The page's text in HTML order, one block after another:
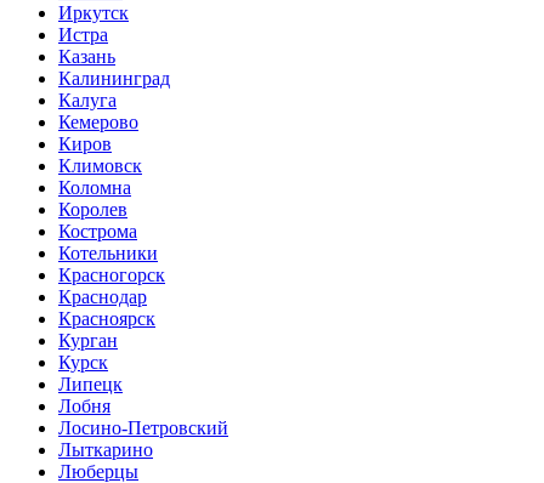
Иркутск
Истра
Казань
Калининград
Калуга
Кемерово
Киров
Климовск
Коломна
Королев
Кострома
Котельники
Красногорск
Краснодар
Красноярск
Курган
Курск
Липецк
Лобня
Лосино-Петровский
Лыткарино
Люберцы